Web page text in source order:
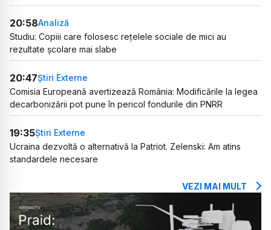
20:58Analiză
Studiu: Copiii care folosesc rețelele sociale de mici au
rezultate școlare mai slabe
20:47Știri Externe
Comisia Europeană avertizează România: Modificările la legea
decarbonizării pot pune în pericol fondurile din PNRR
19:35Știri Externe
Ucraina dezvoltă o alternativă la Patriot. Zelenski: Am atins
standardele necesare
VEZI MAI MULT